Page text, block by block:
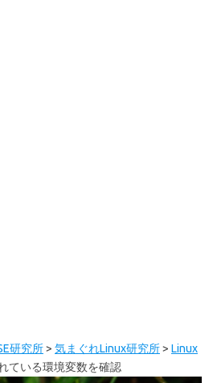
研究所> 気まぐれLinux研究所> Linux
ている環境変数を確認